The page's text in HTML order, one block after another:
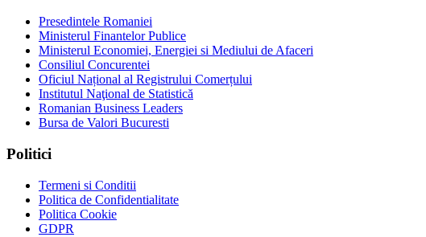
Presedintele Romaniei
Ministerul Finantelor Publice
Ministerul Economiei, Energiei si Mediului de Afaceri
Consiliul Concurentei
Oficiul Național al Registrului Comerțului
Institutul Naţional de Statistică
Romanian Business Leaders
Bursa de Valori Bucuresti
Politici
Termeni si Conditii
Politica de Confidentialitate
Politica Cookie
GDPR